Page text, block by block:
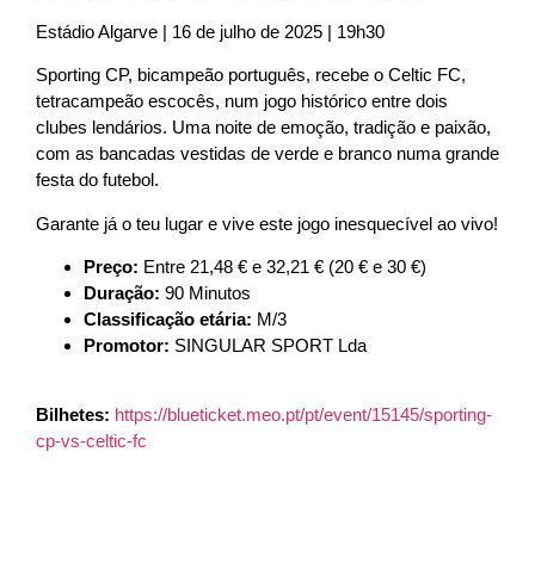
Estádio Algarve | 16 de julho de 2025 | 19h30
Sporting CP, bicampeão português, recebe o Celtic FC,
tetracampeão escocês, num jogo histórico entre dois
clubes lendários. Uma noite de emoção, tradição e paixão,
com as bancadas vestidas de verde e branco numa grande
festa do futebol.
Garante já o teu lugar e vive este jogo inesquecível ao vivo!
Preço: Entre 21,48 € e 32,21 € (20 € e 30 €)
Duração: 90 Minutos
Classificação etária: M/3
Promotor: SINGULAR SPORT Lda
Bilhetes: https://blueticket.meo.pt/pt/event/15145/sporting-
cp-vs-celtic-fc